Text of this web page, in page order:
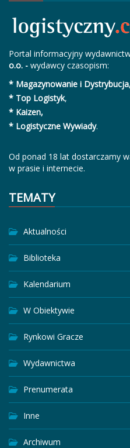
Portal informacyjny
o.o. - wydawcy czasopism:
* Magazynowanie i Dystrybucja,
* Top Logistyk,
* Kaizen,
* Logistyczne Wywiady.
Od ponad 18 lat dostarczamy
w prasie i internecie.
TEMATY
Aktualności
Biblioteka
Kalendarium
W Obiektywie
Rynkowi Gracze
Wydawnictwa
Prenumerata
Inne
Archiwum